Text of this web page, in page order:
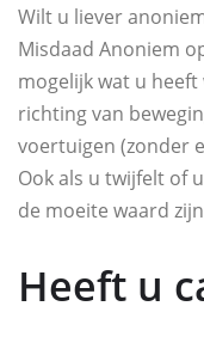
Wilt u liever
Misdaad Anoniem
mogelijk wat u
richting van
voertuigen (zonder
Ook als u twijfelt of
de moeite waard
Heeft u